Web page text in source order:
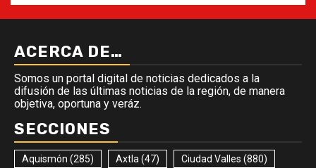
ACERCA DE…
Somos un portal digital de noticias dedicados a la
difusión de las últimas noticias de la región, de manera
objetiva, oportuna y veráz.
SECCIONES
Aquismón (285) Axtla (47) Ciudad Valles (880)